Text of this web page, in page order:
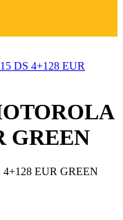
DS 4+128 EUR
GREEN
EUR GREEN